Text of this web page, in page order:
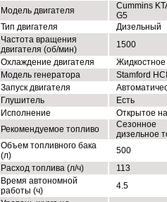
Модель двигателя
Cummins
G5
Тип двигателя
Дизельный
Частота вращения
двигателя (об/мин)
1500
Охлаждение двигателя
Жидкостное
Модель генератора
Stamford
Запуск двигателя
Глушитель
Есть
Исполнение
Открытое
Рекомендуемое топливо
Сезонное
дизельное
Объем топливного бака
(л)
500
Расход топлива (л/ч)
113
Время автономной
работы (ч)
4.5